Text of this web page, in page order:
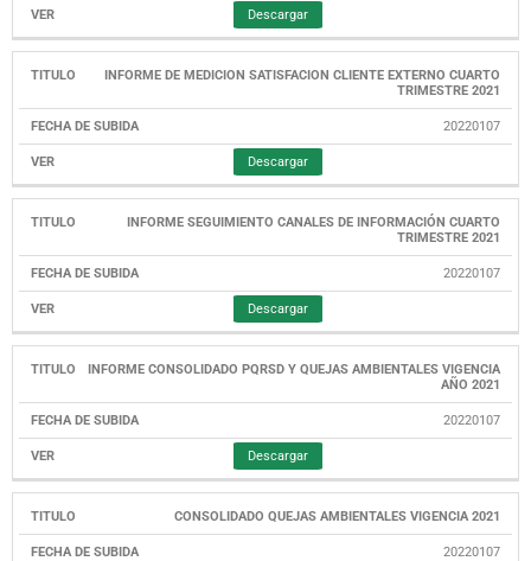
Descargar
INFORME DE MEDICION SATISFACION CLIENTE EXTERNO CUARTO
TRIMESTRE 2021
20220107
Descargar
INFORME SEGUIMIENTO CANALES DE INFORMACIÓN CUARTO
TRIMESTRE 2021
20220107
Descargar
INFORME CONSOLIDADO PQRSD Y QUEJAS AMBIENTALES VIGENCIA
AÑO 2021
20220107
Descargar
CONSOLIDADO QUEJAS AMBIENTALES VIGENCIA 2021
20220107